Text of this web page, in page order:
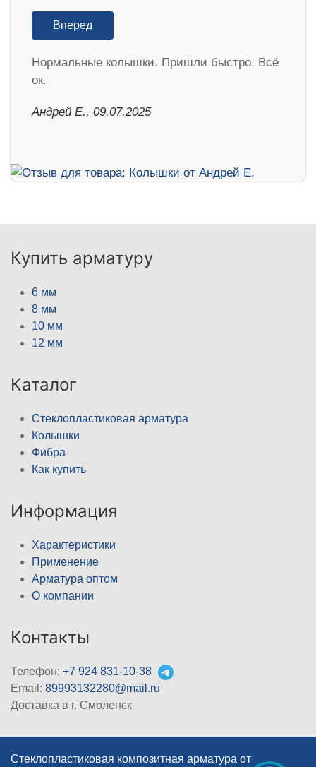
Вперед
Нормальные колышки. Пришли быстро. Всё
ок.
Андрей Е., 09.07.2025
Купить арматуру
6 мм
8 мм
10 мм
12 мм
Каталог
Стеклопластиковая арматура
Колышки
Фибра
Как купить
Информация
Характеристики
Применение
Арматура оптом
О компании
Контакты
Телефон: +7 924 831-10-38
Email: 89993132280@mail.ru
Доставка в г. Смоленск
Стеклопластиковая композитная арматура от